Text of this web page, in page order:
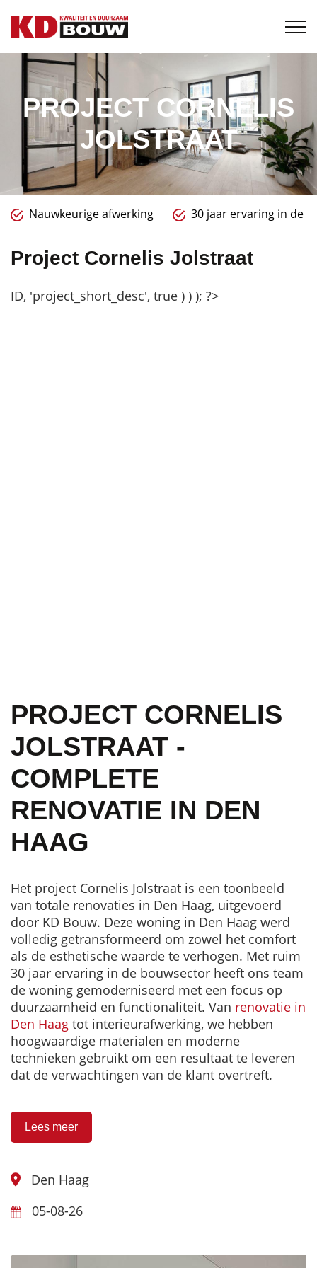
PROJECT CORNELIS
JOLSTRAAT
Nauwkeurige afwerking 30 jaar ervaring in de
Project Cornelis Jolstraat
ID, 'project_short_desc', true ) ) ); ?>
PROJECT CORNELIS
JOLSTRAAT -
COMPLETE
RENOVATIE IN DEN
HAAG
Het project Cornelis Jolstraat is een toonbeeld
van totale renovaties in Den Haag, uitgevoerd
door KD Bouw. Deze woning in Den Haag werd
volledig getransformeerd om zowel het comfort
als de esthetische waarde te verhogen. Met ruim
30 jaar ervaring in de bouwsector heeft ons team
de woning gemoderniseerd met een focus op
duurzaamheid en functionaliteit. Van renovatie in
Den Haag tot interieurafwerking, we hebben
hoogwaardige materialen en moderne
technieken gebruikt om een resultaat te leveren
dat de verwachtingen van de klant overtreft.
Lees meer
Den Haag
05-08-26